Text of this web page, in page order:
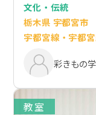
文化・伝統
栃木県 宇都宮市
宇都宮線・宇都
彩きもの
教室